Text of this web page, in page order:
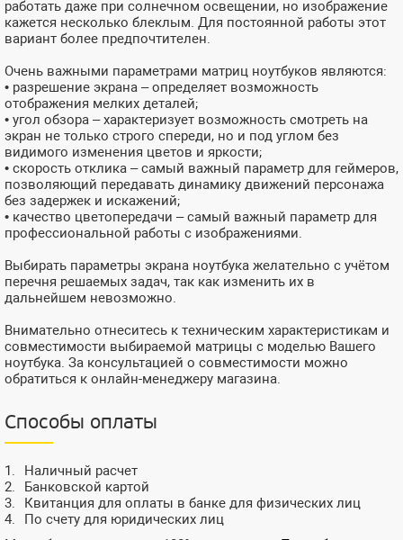
работать даже при солнечном освещении, но изображение
кажется несколько блеклым. Для постоянной работы этот
вариант более предпочтителен.
Очень важными параметрами матриц ноутбуков являются:
• разрешение экрана – определяет возможность
отображения мелких деталей;
• угол обзора – характеризует возможность смотреть на
экран не только строго спереди, но и под углом без
видимого изменения цветов и яркости;
• скорость отклика – самый важный параметр для геймеров,
позволяющий передавать динамику движений персонажа
без задержек и искажений;
• качество цветопередачи – самый важный параметр для
профессиональной работы с изображениями.
Выбирать параметры экрана ноутбука желательно с учётом
перечня решаемых задач, так как изменить их в
дальнейшем невозможно.
Внимательно отнеситесь к техническим характеристикам и
совместимости выбираемой матрицы с моделью Вашего
ноутбука. За консультацией о совместимости можно
обратиться к онлайн-менеджеру магазина.
Способы оплаты
Наличный расчет
Банковской картой
Квитанция для оплаты в банке для физических лиц
По счету для юридических лиц